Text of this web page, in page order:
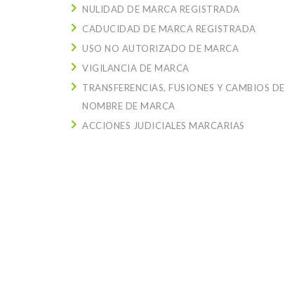
NULIDAD DE MARCA REGISTRADA
CADUCIDAD DE MARCA REGISTRADA
USO NO AUTORIZADO DE MARCA
VIGILANCIA DE MARCA
TRANSFERENCIAS, FUSIONES Y CAMBIOS DE
NOMBRE DE MARCA
ACCIONES JUDICIALES MARCARIAS